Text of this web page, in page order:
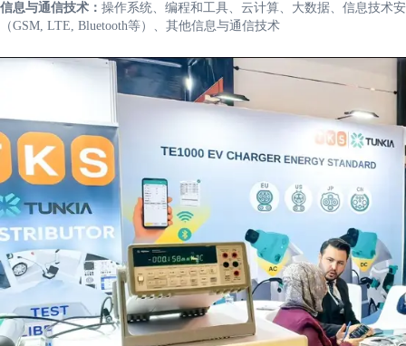
信息与通信技术： 操作系统、编程和工具、云计算、大数据、信息技术
（GSM, LTE, Bluetooth等）、其他信息与通信技术